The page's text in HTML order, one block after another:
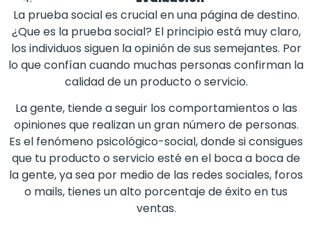
La prueba social es crucial en una página de destino.
¿Que es la prueba social? El principio está muy claro,
los individuos siguen la opinión de sus semejantes. Por
lo que confían cuando muchas personas confirman la
calidad de un producto o servicio.
La gente, tiende a seguir los comportamientos o las
opiniones que realizan un gran número de personas.
Es el fenómeno psicológico-social, donde si consigues
que tu producto o servicio esté en el boca a boca de
la gente, ya sea por medio de las redes sociales, foros
o mails, tienes un alto porcentaje de éxito en tus
ventas.